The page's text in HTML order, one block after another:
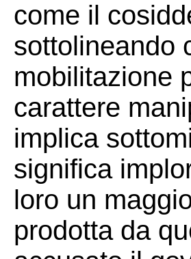
come il
sottolineando
mobilitazione
carattere
implica
significa
loro un
prodotta da